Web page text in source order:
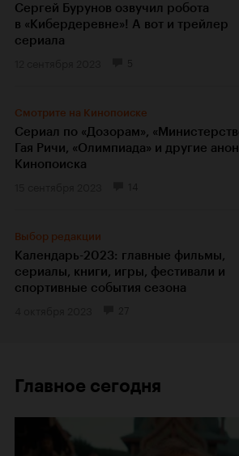
Сергей Бурунов озвучил робота
в «Кибердеревне»! А вот и трейлер
сериала
Смотрите на Кинопоиске
Сериал по «Дозорам»,
Гая Ричи, «Олимпиада» и другие
Кинопоиска
Выбор редакции
Календарь-2023: главные фильмы,
сериалы, книги, игры, фестивали и
спортивные события сезона
Главное сегодня